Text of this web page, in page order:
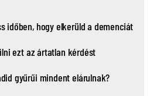
időben, hogy elkerüld a demenciát
ezt az ártatlan kérdést
gyűrűi mindent elárulnak?